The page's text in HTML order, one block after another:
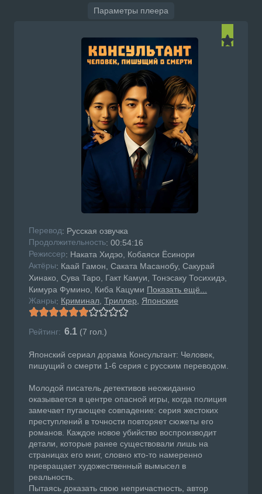
Параметры плеера
Перевод: Русская озвучка
Продолжительность: 00:54:16
Режисcер: Наката Хидэо, Кобаяси Ёсинори
Актёры: Каай Гамон, Саката Масанобу, Сакурай
Хинако, Сува Таро, Гакт Камуи, Тонэсаку Тосихидэ,
Кимура Фумино, Киба Кацуми Показать ещё...
Жанры: Криминал Триллер Японские
Рейтинг: 6.1 (7 гол.)
Японский сериал дорама Консультант: Человек,
пишущий о смерти 1-6 серия с русским переводом.
Молодой писатель детективов неожиданно
оказывается в центре опасной игры, когда полиция
замечает пугающее совпадение: серия жестоких
преступлений в точности повторяет сюжеты его
романов. Каждое новое убийство воспроизводит
детали, которые ранее существовали лишь на
страницах его книг, словно кто-то намеренно
превращает художественный вымысел в
реальность.
Пытаясь доказать свою непричастность, автор